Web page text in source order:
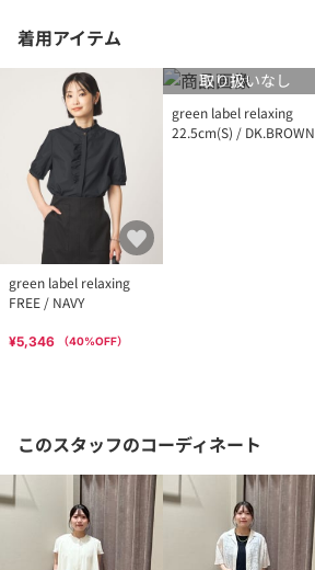
着用アイテム
green label relaxing
FREE / NAVY
¥5,346 （40%OFF）
取り扱いなし
green label relaxing
22.5cm(S) / DK.BROWN
このスタッフのコーディネート